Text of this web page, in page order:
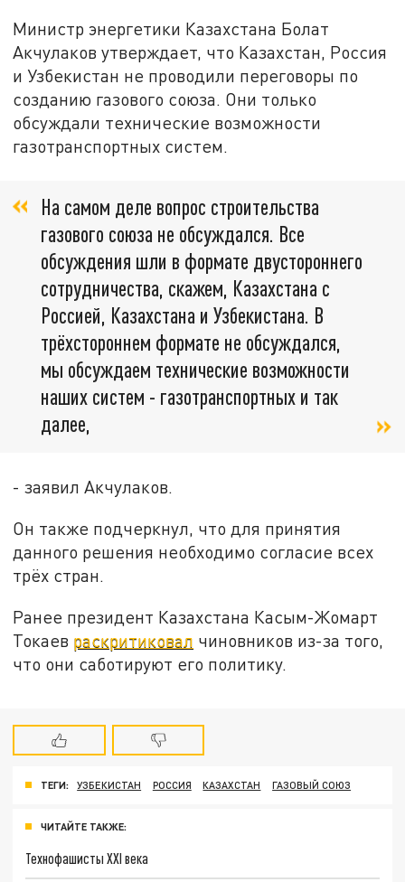
Министр энергетики Казахстана Болат
Акчулаков утверждает, что Казахстан, Россия
и Узбекистан не проводили переговоры по
созданию газового союза. Они только
обсуждали технические возможности
газотранспортных систем.
На самом деле вопрос строительства
газового союза не обсуждался. Все
обсуждения шли в формате двустороннего
сотрудничества, скажем, Казахстана с
Россией, Казахстана и Узбекистана. В
трёхстороннем формате не обсуждался,
мы обсуждаем технические возможности
наших систем - газотранспортных и так
далее,
- заявил Акчулаков.
Он также подчеркнул, что для принятия
данного решения необходимо согласие всех
трёх стран.
Ранее президент Казахстана Касым-Жомарт
Токаев раскритиковал чиновников из-за того,
что они саботируют его политику.
ТЕГИ: УЗБЕКИСТАН РОССИЯ КАЗАХСТАН ГАЗОВЫЙ СОЮЗ
ЧИТАЙТЕ ТАКЖЕ:
Технофашисты XXI века